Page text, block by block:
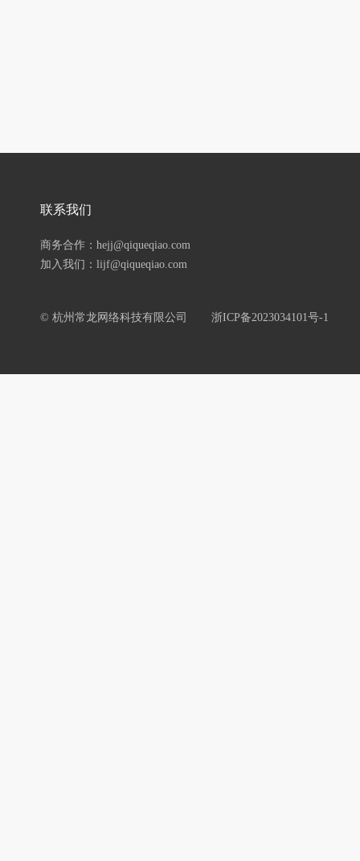
联系我们
商务合作：hejj@qiqueqiao.com
加入我们：lijf@qiqueqiao.com
© 杭州常龙网络科技有限公司 浙ICP备2023034101号-1